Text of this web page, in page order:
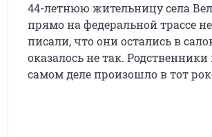
44-летнюю жительницу села
прямо на федеральной трассе
писали, что они остались в
оказалось не так.
самом деле произошло в тот